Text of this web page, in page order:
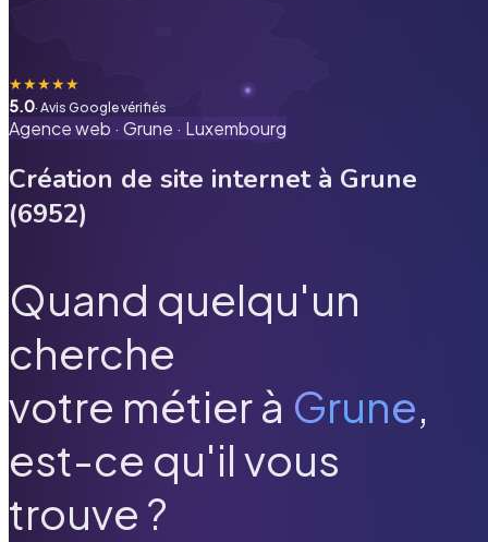
★★★★★
5.0· Avis Google vérifiés
Agence web · Grune · Luxembourg
Création de site internet à Grune
(6952)
Quand quelqu'un
cherche
votre métier à Grune,
est-ce qu'il vous
trouve ?